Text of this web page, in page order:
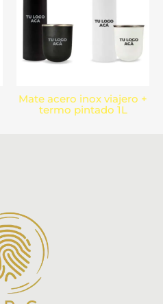
Mate acero inox viajero +
termo pintado 1L